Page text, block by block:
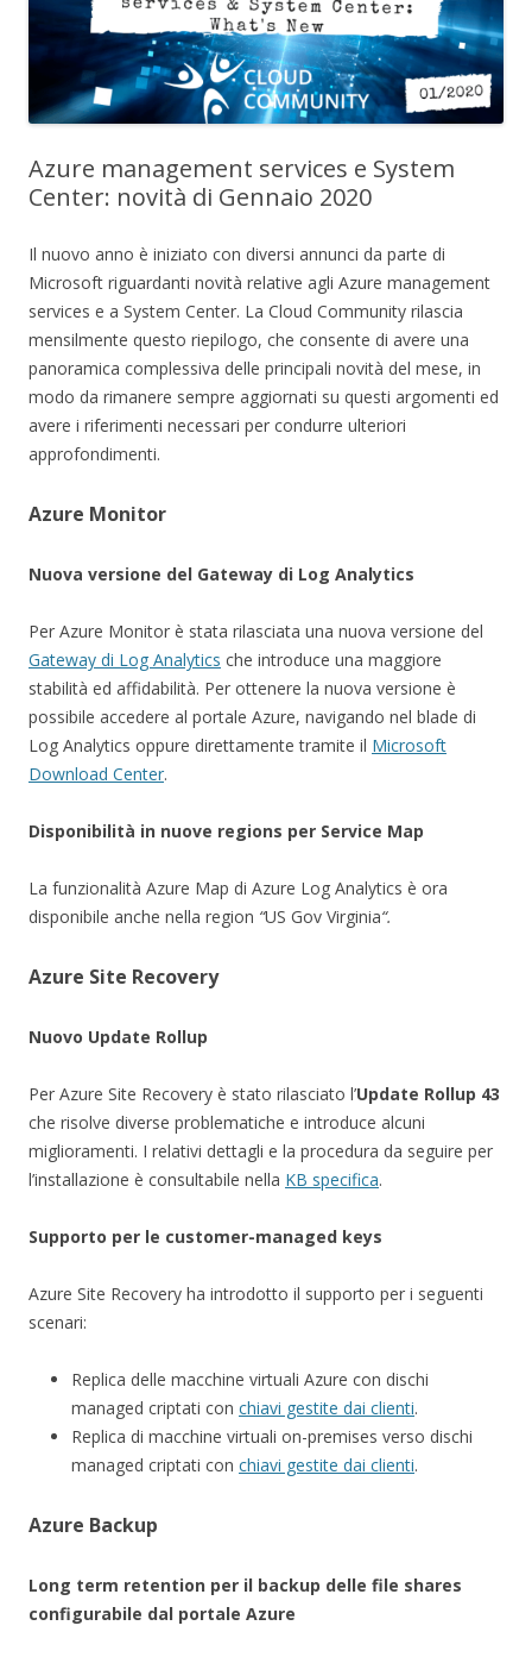
Azure management services e System
Center: novità di Gennaio 2020
Il nuovo anno è iniziato con diversi annunci da parte di
Microsoft riguardanti novità relative agli Azure management
services e a System Center. La Cloud Community rilascia
mensilmente questo riepilogo, che consente di avere una
panoramica complessiva delle principali novità del mese, in
modo da rimanere sempre aggiornati su questi argomenti ed
avere i riferimenti necessari per condurre ulteriori
approfondimenti.
Azure Monitor
Nuova versione del Gateway di Log Analytics
Per Azure Monitor è stata rilasciata una nuova versione del
Gateway di Log Analytics che introduce una maggiore
stabilità ed affidabilità. Per ottenere la nuova versione è
possibile accedere al portale Azure, navigando nel blade di
Log Analytics oppure direttamente tramite il Microsoft
Download Center.
Disponibilità in nuove regions per Service Map
La funzionalità Azure Map di Azure Log Analytics è ora
disponibile anche nella region “US Gov Virginia“.
Azure Site Recovery
Nuovo Update Rollup
Per Azure Site Recovery è stato rilasciato l’Update Rollup 43
che risolve diverse problematiche e introduce alcuni
miglioramenti. I relativi dettagli e la procedura da seguire per
l’installazione è consultabile nella KB specifica.
Supporto per le customer-managed keys
Azure Site Recovery ha introdotto il supporto per i seguenti
scenari:
Replica delle macchine virtuali Azure con dischi
managed criptati con chiavi gestite dai clienti.
Replica di macchine virtuali on-premises verso dischi
managed criptati con chiavi gestite dai clienti.
Azure Backup
Long term retention per il backup delle file shares
configurabile dal portale Azure